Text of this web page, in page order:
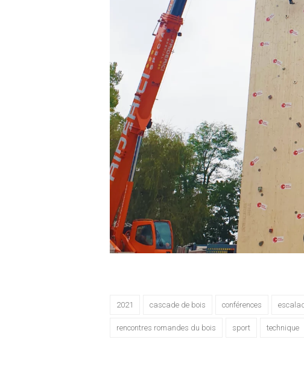
2021 cascade de bois conférences
rencontres romandes du bois sport technique